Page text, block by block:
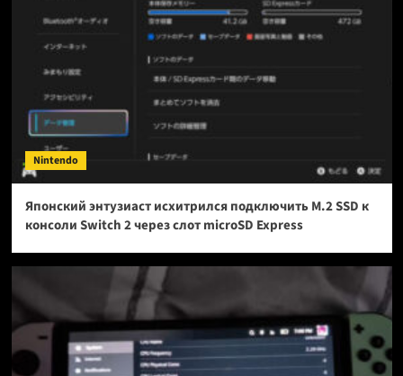
Nintendo
Японский энтузиаст исхитрился подключить M.2 SSD к
консоли Switch 2 через слот microSD Express